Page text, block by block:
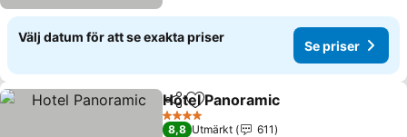
Välj datum för att se exakta priser
Se priser
Dela Lägg till i Mina Favoriter
Hotel Panoramic
4 Stjärnor
8,8 Utmärkt
611